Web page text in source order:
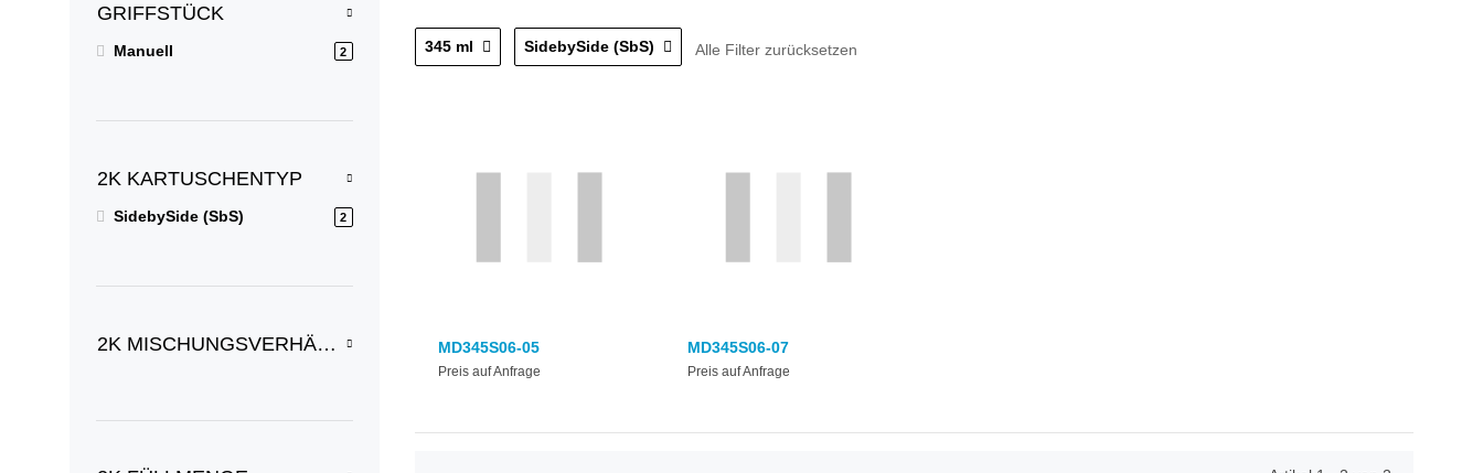
345 ml SidebySide (SbS) Alle Filter zurücksetzen
MD345S06-05
Preis auf Anfrage
MD345S06-07
Preis auf Anfrage
GRIFFSTÜCK
Manuell 2
2K KARTUSCHENTYP
SidebySide (SbS) 2
2K MISCHUNGSVERHÄLTNISSE/RATIO